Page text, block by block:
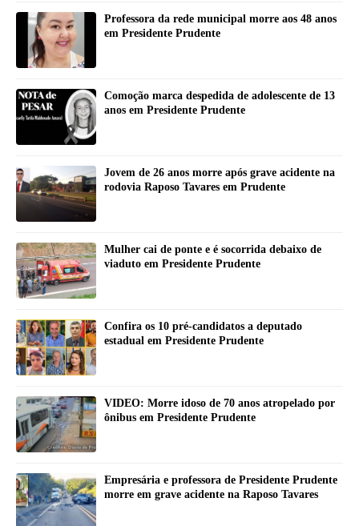
Professora da rede municipal morre aos 48 anos
em Presidente Prudente
Comoção marca despedida de adolescente de 13
anos em Presidente Prudente
Jovem de 26 anos morre após grave acidente na
rodovia Raposo Tavares em Prudente
Mulher cai de ponte e é socorrida debaixo de
viaduto em Presidente Prudente
Confira os 10 pré-candidatos a deputado
estadual em Presidente Prudente
VIDEO: Morre idoso de 70 anos atropelado por
ônibus em Presidente Prudente
Empresária e professora de Presidente Prudente
morre em grave acidente na Raposo Tavares